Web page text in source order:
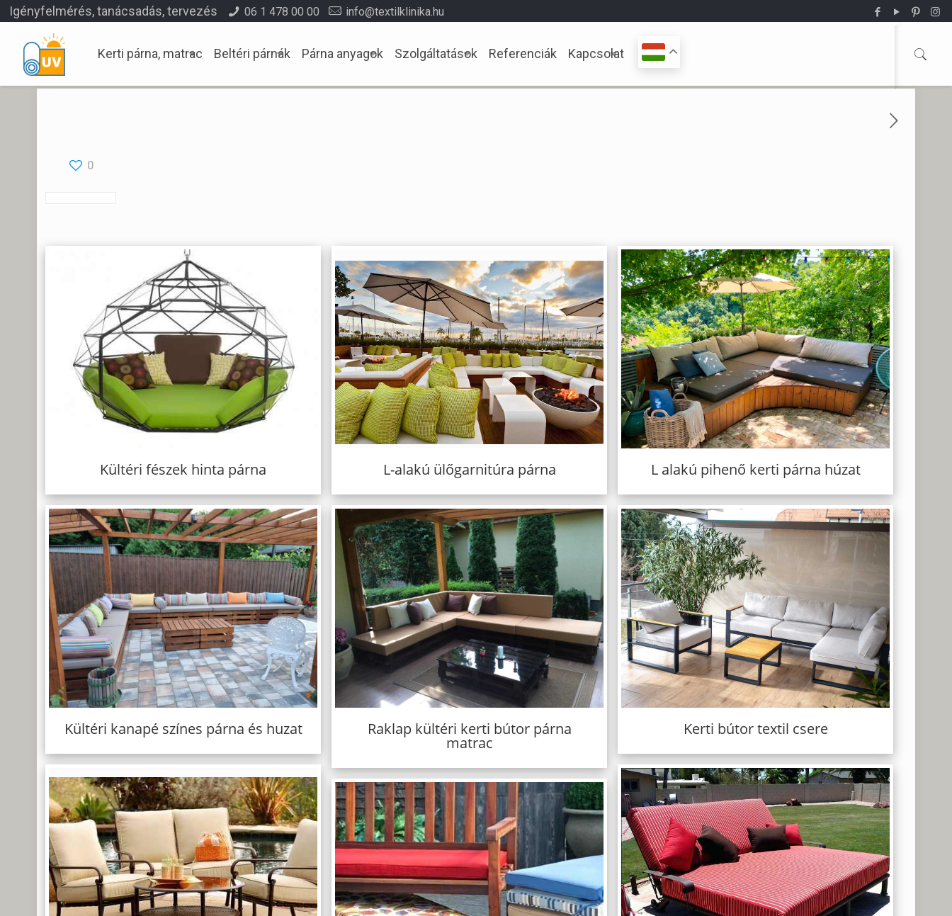
Igényfelmérés, tanácsadás, tervezés 06 1 478 00 00 info@textilklinika.hu
Kerti párna, matrac Beltéri párnák Párna anyagok Szolgáltatások Referenciák Kapcsolat
0
Kültéri fészek hinta párna L-alakú ülőgarnitúra párna L alakú pihenő kerti párna húzat
Kültéri kanapé színes párna és huzat Raklap kültéri kerti bútor párna
matrac
Kerti bútor textil csere